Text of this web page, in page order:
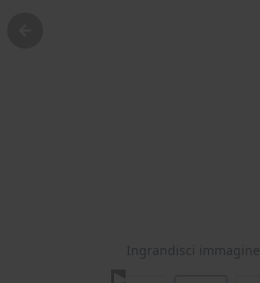
Ingrandisci immagine